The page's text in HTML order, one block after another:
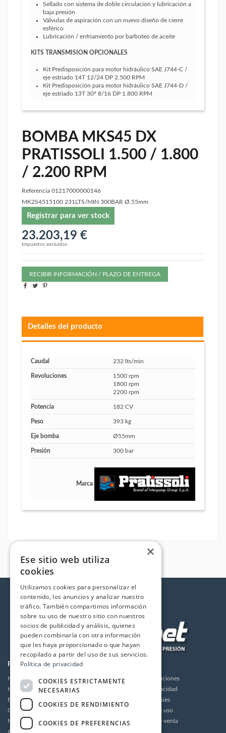
Sellado con sistema de doble circulación y lubricación a
baja presión
Válvulas de aspiración con un nuevo diseño de cierre
esférico
Lubricación / enfriamiento por barboteo de aceite
KITS TRANSMISION OPCIONALES
Kit Predisposición para motor hidráulico SAE J744-C /
eje estriado 14T 12/24 DP 2.500 RPM
Kit Predisposición para motor hidráulico SAE J744-D /
eje estriado 13T 30º 8/16 DP 1.800 RPM
BOMBA MKS45 DX
PRATISSOLI 1.500 / 1.800
/ 2.200 RPM
Referencia 01217000000146
MK2S4515100 231LTS/MIN 300BAR Ø.55mm
Registrar para ver stock
23.203,19 €
Impuestos excluidos
RECIBIR INFORMACIÓN / PLAZO DE ENTREGA
Detalles del producto
Caudal 232 lts/min
Revoluciones
1500 rpm
1800 rpm
2200 rpm
Potencia 182 CV
Peso 393 kg
Eje bomba Ø55mm
Presión 300 bar
Marca
PRODUCTOS
Hidrolimpiadoras
Humidificación
Bombas de alta presión
Grupos motor bomba alta presión
Motores
Accesorios
Envios y devoluciones
Política de privacidad
Política de cookies
Condiciones de uso
Condiciones de venta
×
Ese sitio web utiliza
cookies
Utilizamos cookies para personalizar el
contenido, los anuncios y analizar nuestro
tráfico. También compartimos información
sobre su uso de nuestro sitio con nuestros
socios de publicidad y análisis, quienes
pueden combinarla con otra información
que les haya proporcionado o que hayan
recopilado a partir del uso de sus servicios.
Política de privacidad
COOKIES ESTRICTAMENTE
NECESARIAS
COOKIES DE RENDIMIENTO
COOKIES DE PREFERENCIAS